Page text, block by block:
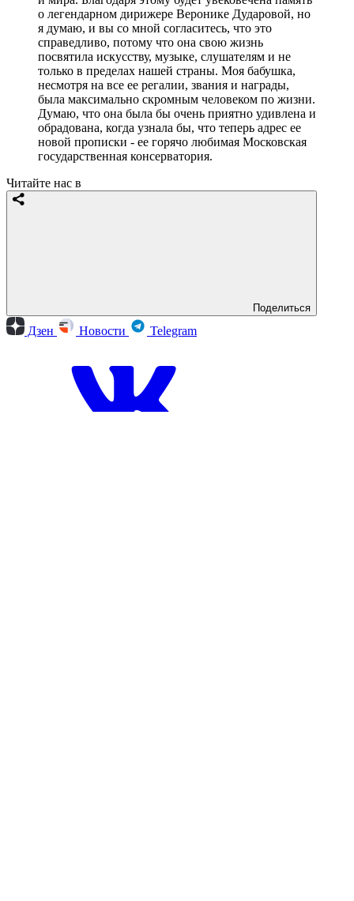
о легендарном дирижере Веронике Дударовой, но
я думаю, и вы со мной согласитесь, что это
справедливо, потому что она свою жизнь
посвятила искусству, музыке, слушателям и не
только в пределах нашей страны. Моя бабушка,
несмотря на все ее регалии, звания и награды,
была максимально скромным человеком по жизни.
Думаю, что она была бы очень приятно удивлена и
обрадована, когда узнала бы, что теперь адрес ее
новой прописки - ее горячо любимая Московская
государственная консерватория.
Читайте нас в
Поделиться
Дзен Новости Telegram